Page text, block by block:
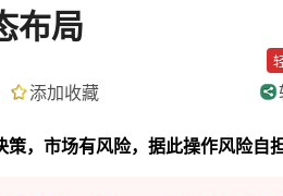
布局
添加收藏
，市场有风险，据此操作风险自担